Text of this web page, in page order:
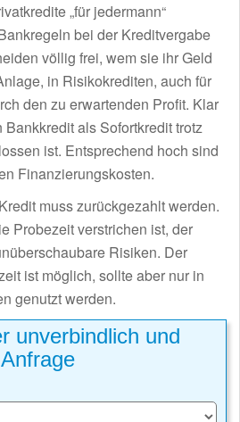
„für jedermann“
bei der Kreditvergabe
völlig frei, wem sie ihr Geld
in Risikokrediten, auch für
den zu erwartenden Profit. Klar
als Sofortkredit trotz
ist. Entsprechend hoch sind
Finanzierungskosten.
muss zurückgezahlt werden.
Probezeit verstrichen ist, der
Risiken. Der
ist möglich, sollte aber nur in
genutzt werden.
unverbindlich und